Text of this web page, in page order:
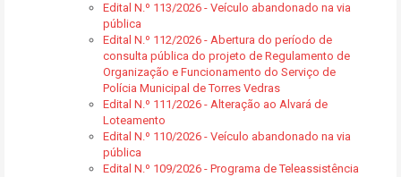
Edital N.º 113/2026 - Veículo abandonado na via
pública
Edital N.º 112/2026 - Abertura do período de
consulta pública do projeto de Regulamento de
Organização e Funcionamento do Serviço de
Polícia Municipal de Torres Vedras
Edital N.º 111/2026 - Alteração ao Alvará de
Loteamento
Edital N.º 110/2026 - Veículo abandonado na via
pública
Edital N.º 109/2026 - Programa de Teleassistência